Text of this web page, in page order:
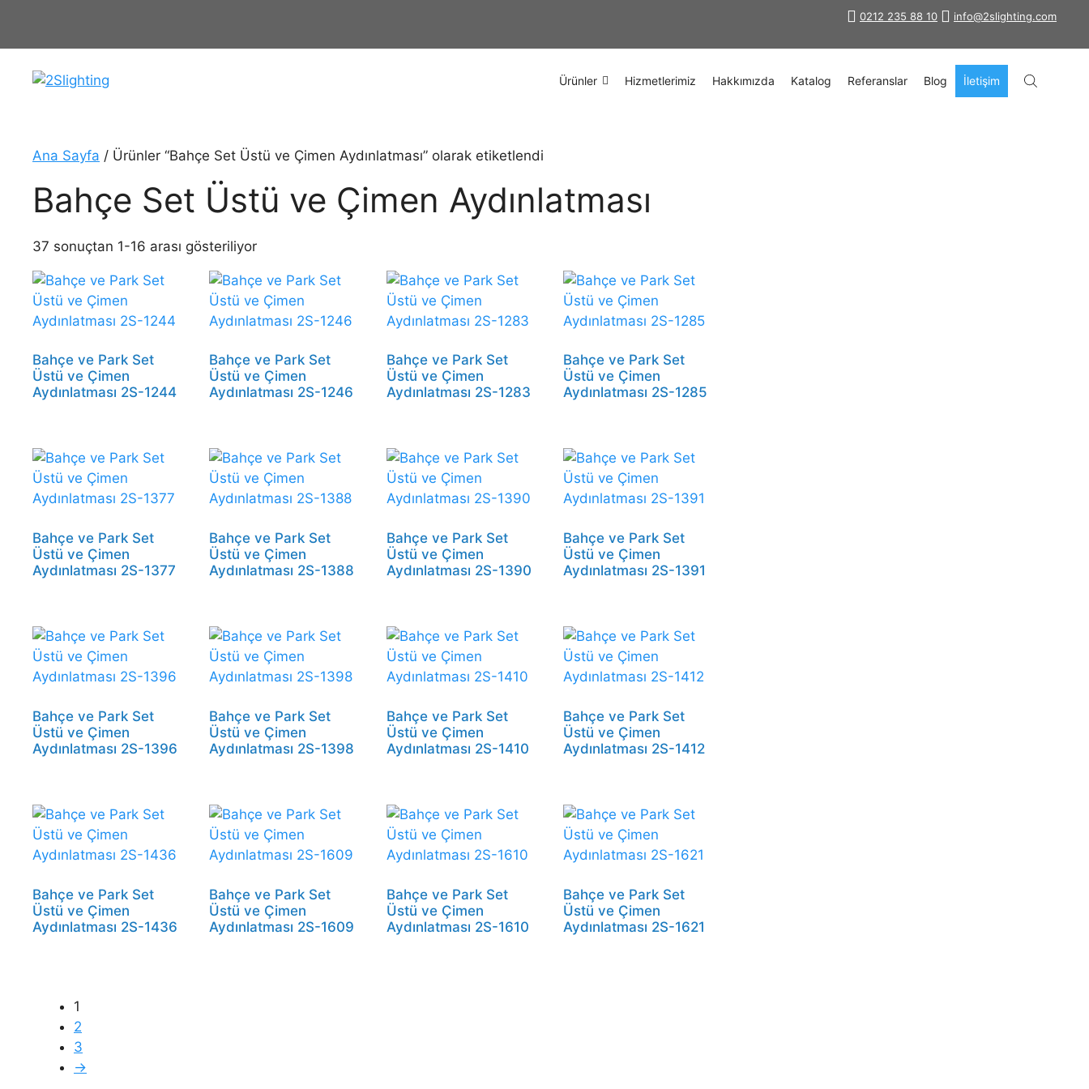
info@2slighting.com
0212 235 88 10
Ürünler Hizmetlerimiz Hakkımızda Katalog Referanslar Blog İletişim
Ana Sayfa / Ürünler “Bahçe Set Üstü ve Çimen Aydınlatması” olarak etiketlendi
Bahçe Set Üstü ve Çimen Aydınlatması
37 sonuçtan 1-16 arası gösteriliyor
Bahçe ve Park Set
Üstü ve Çimen
Aydınlatması 2S-1244
Bahçe ve Park Set
Üstü ve Çimen
Aydınlatması 2S-1246
Bahçe ve Park Set
Üstü ve Çimen
Aydınlatması 2S-1283
Bahçe ve Park Set
Üstü ve Çimen
Aydınlatması 2S-1285
Bahçe ve Park Set
Üstü ve Çimen
Aydınlatması 2S-1377
Bahçe ve Park Set
Üstü ve Çimen
Aydınlatması 2S-1388
Bahçe ve Park Set
Üstü ve Çimen
Aydınlatması 2S-1390
Bahçe ve Park Set
Üstü ve Çimen
Aydınlatması 2S-1391
Bahçe ve Park Set
Üstü ve Çimen
Aydınlatması 2S-1396
Bahçe ve Park Set
Üstü ve Çimen
Aydınlatması 2S-1398
Bahçe ve Park Set
Üstü ve Çimen
Aydınlatması 2S-1410
Bahçe ve Park Set
Üstü ve Çimen
Aydınlatması 2S-1412
Bahçe ve Park Set
Üstü ve Çimen
Aydınlatması 2S-1436
Bahçe ve Park Set
Üstü ve Çimen
Aydınlatması 2S-1609
Bahçe ve Park Set
Üstü ve Çimen
Aydınlatması 2S-1610
Bahçe ve Park Set
Üstü ve Çimen
Aydınlatması 2S-1621
1
2
3
→